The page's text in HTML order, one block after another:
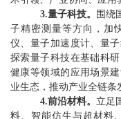
3.量子科技。
围绕
子精密测量等方向，加
仪、量子加速度计、量
探索量子科技在基础科
健康等领域的应用场景
业生态，推动产业全链条
4.前沿材料。 立足
料、智能仿生与超材料